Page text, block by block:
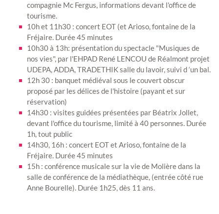
compagnie Mc Fergus, informations devant l'office de
tourisme.
10h et 11h30 : concert EOT (et Arioso, fontaine de la
Fréjaire. Durée 45 minutes
10h30 à 13h: présentation du spectacle "Musiques de
nos vies", par l'EHPAD René LENCOU de Réalmont projet
UDEPA, ADDA, TRADETHIK salle du lavoir, suivi d ‘un bal.
12h 30 : banquet médiéval sous le couvert obscur
proposé par les délices de l'histoire (payant et sur
réservation)
14h30 : visites guidées présentées par Béatrix Jollet,
devant l'office du tourisme, limité à 40 personnes. Durée
1h, tout public
14h30, 16h : concert EOT et Arioso, fontaine de la
Fréjaire. Durée 45 minutes
15h : conférence musicale sur la vie de Molière dans la
salle de conférence de la médiathèque, (entrée côté rue
Anne Bourelle). Durée 1h25, dès 11 ans.